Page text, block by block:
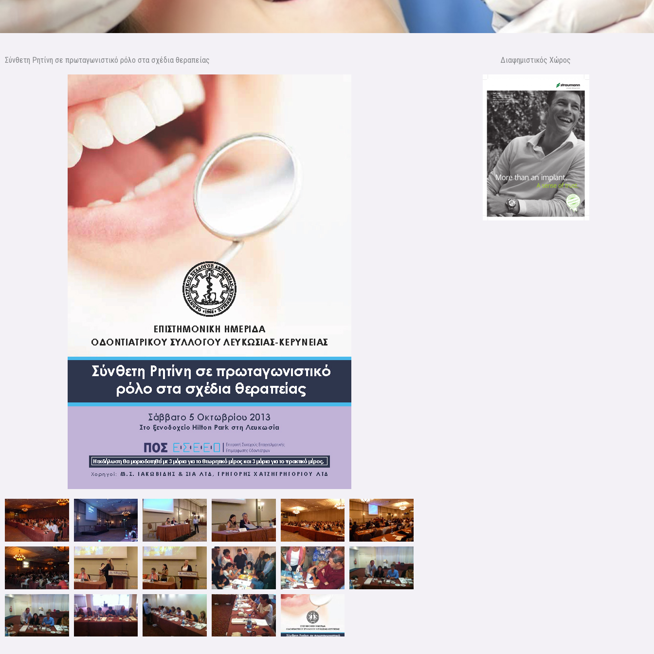
Σύνθετη Ρητίνη σε πρωταγωνιστικό ρόλο στα σχέδια θεραπείας Διαφημιστικός Χώρος